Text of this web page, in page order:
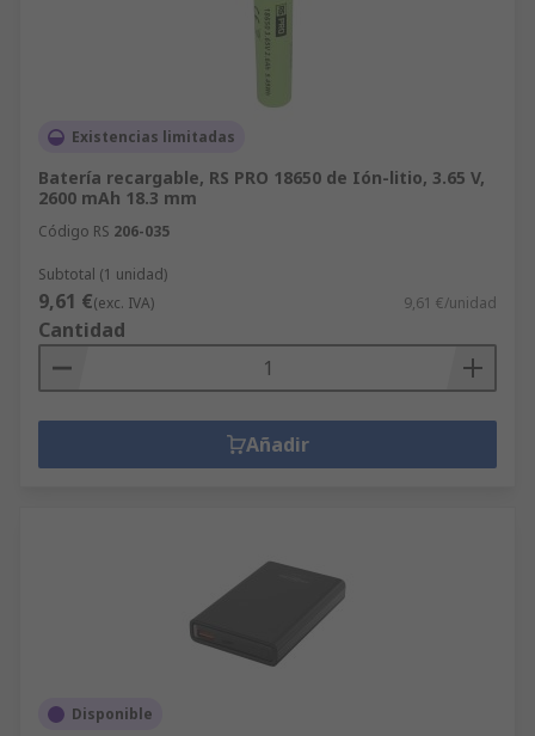
Existencias limitadas
Batería recargable, RS PRO 18650 de Ión-litio, 3.65 V,
2600 mAh 18.3 mm
Código RS 206-035
Subtotal (1 unidad)
9,61 €(exc. IVA) 9,61 €/unidad
Cantidad
Añadir
Disponible